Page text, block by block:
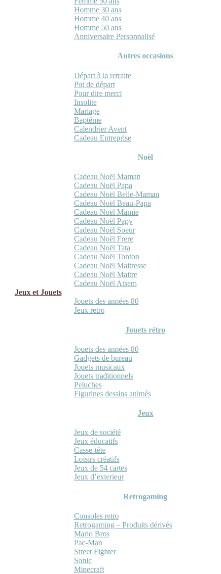
Homme 30 ans
Homme 40 ans
Homme 50 ans
Anniversaire Personnalisé
Autres occasions
Départ à la retraite
Pot de départ
Pour dire merci
Insolite
Mariage
Baptême
Calendrier Avent
Cadeau Entreprise
Noël
Cadeau Noël Maman
Cadeau Noël Papa
Cadeau Noël Belle-Maman
Cadeau Noël Beau-Papa
Cadeau Noël Mamie
Cadeau Noël Papy
Cadeau Noël Soeur
Cadeau Noël Frere
Cadeau Noël Tata
Cadeau Noël Tonton
Cadeau Noël Maitresse
Cadeau Noël Maitre
Cadeau Noël Atsem
Jeux et Jouets
Jouets des années 80
Jeux retro
Jouets rétro
Jouets des années 80
Gadgets de bureau
Jouets musicaux
Jouets traditionnels
Peluches
Figurines dessins animés
Jeux
Jeux de société
Jeux éducatifs
Casse-tête
Loisirs créatifs
Jeux de 54 cartes
Jeux d’exterieur
Retrogaming
Consoles retro
Retrogaming – Produits dérivés
Mario Bros
Pac-Man
Street Fighter
Sonic
Minecraft